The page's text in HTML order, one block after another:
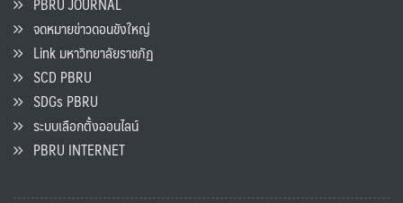
จดหมายข่าวดอนขังใหญ่
Link มหาวิทยาลัยราชภัฏ
SCD PBRU
SDGs PBRU
ระบบเลือกตั้งออนไลน์
PBRU INTERNET